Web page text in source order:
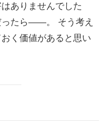
ありませんでした
ったら——。 そう考え
く価値があると思い